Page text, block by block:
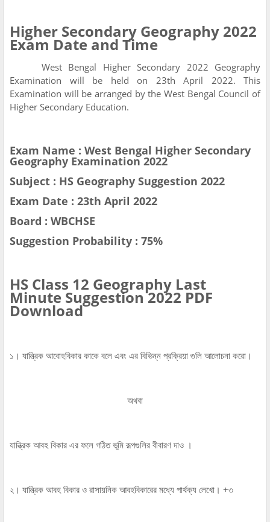
Higher Secondary Geography 2022
Exam Date and Time
West Bengal Higher Secondary 2022 Geography
Examination will be held on 23th April 2022. This
Examination will be arranged by the West Bengal Council of
Higher Secondary Education.
Exam Name : West Bengal Higher Secondary
Geography Examination 2022
Subject : HS Geography Suggestion 2022
Exam Date : 23th April 2022
Board : WBCHSE
Suggestion Probability : 75%
HS Class 12 Geography Last
Minute Suggestion 2022 PDF
Download
১। যান্ত্রিক আবোহবিকার কাকে বলে এবং এর বিভিন্ন প্রক্রিয়া গুলি আলোচনা করো।
অথবা
যান্ত্রিক আবহ বিকার এর ফলে গঠিত ভূমি রূপগুলির বীবারণ দাও ।
২। যান্ত্রিক আবহ বিকার ও রাসায়নিক আবহবিকারের মধ্যে পার্থক্য লেখো। +৩